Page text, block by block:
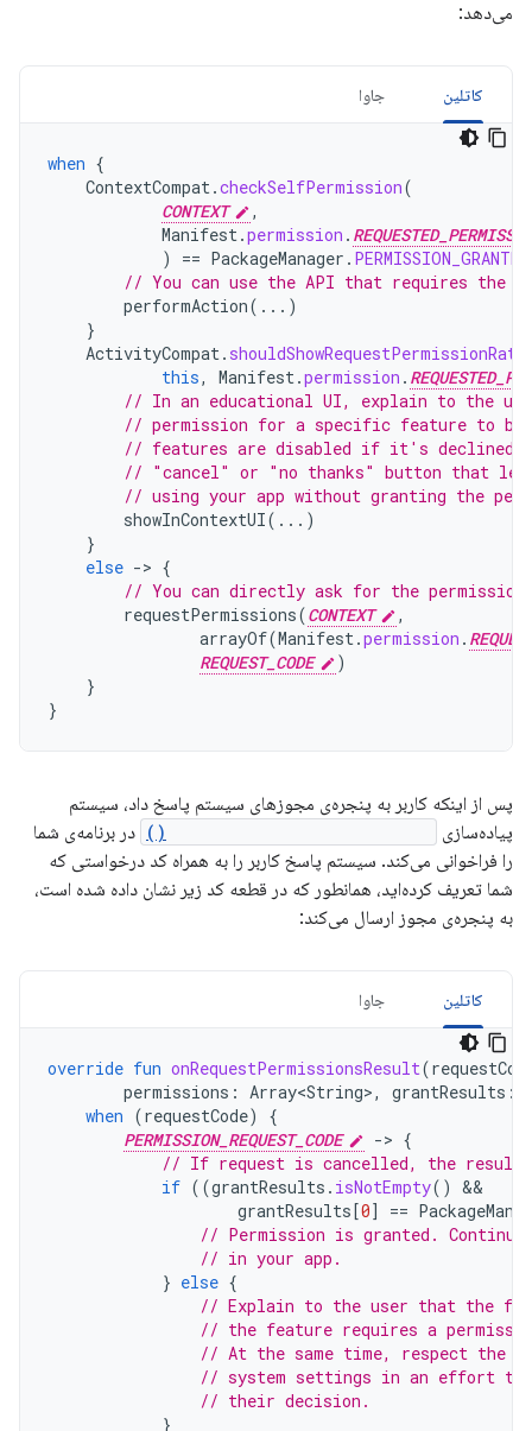
می‌دهد:
کاتلین جاوا
when {
ContextCompat.checkSelfPermission(
CONTEXT
,
Manifest.permission .
)
== PackageManager . PERMISSION_GRANTED
// You can use the API that requires the
performAction(...)
}
ActivityCompat.
this, Manifest.permission .
// In an educational UI, explain to the
// permission for a specific feature to
// features are disabled if it's
// "cancel" or "no thanks" button that
// using your app without granting the
showInContextUI(...)
}
else -> {
// You can directly ask for the
requestPermissions(CONTEXT
,
arrayOf(Manifest.permission .
REQUEST_CODE
)
}
}
پس از اینکه کاربر به پنجره‌ی مجوزهای سیستم پاسخ داد، سیستم
پیاده‌سازی
در برنامه‌ی شما
را فراخوانی می‌کند. سیستم پاسخ کاربر را به همراه کد درخواستی که
شما تعریف کرده‌اید، همانطور که در قطعه کد زیر نشان داده شده است،
به پنجره‌ی مجوز ارسال می‌کند:
کاتلین جاوا
override fun onRequestPermissionsResult(
permissions : Array<String>, grantResults :
when (requestCode)
{
PERMISSION_REQUEST_CODE
-> {
// If request is cancelled, the result
if ((grantResults . isNotEmpty()
grantResults [0] ==
// Permission is granted.
// in your app.
} else {
// Explain to the user that the
// the feature requires a
// At the same time, respect the
// system settings in an effort to
// their decision.
}